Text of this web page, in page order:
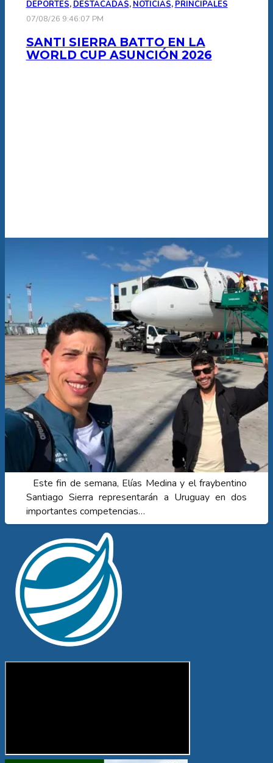
DEPORTES, DESTACADAS, NOTICIAS, PRINCIPALES
07/08/26 9:46:07 PM
SANTI SIERRA BATTO EN LA
WORLD CUP ASUNCIÓN 2026
Este fin de semana, Elías Medina y el fraybentino
Santiago Sierra representarán a Uruguay en dos
importantes competencias…